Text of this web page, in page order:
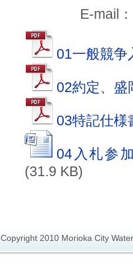
E-mail：
01一般競争
02約定、盛
03特記仕様
04入札参
(31.9 KB)
Copyright 2010 Morioka City